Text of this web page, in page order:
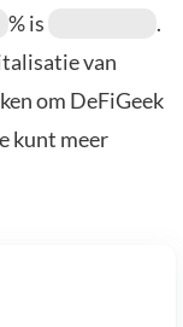
% is
.
van
om DeFiGeek
kunt meer